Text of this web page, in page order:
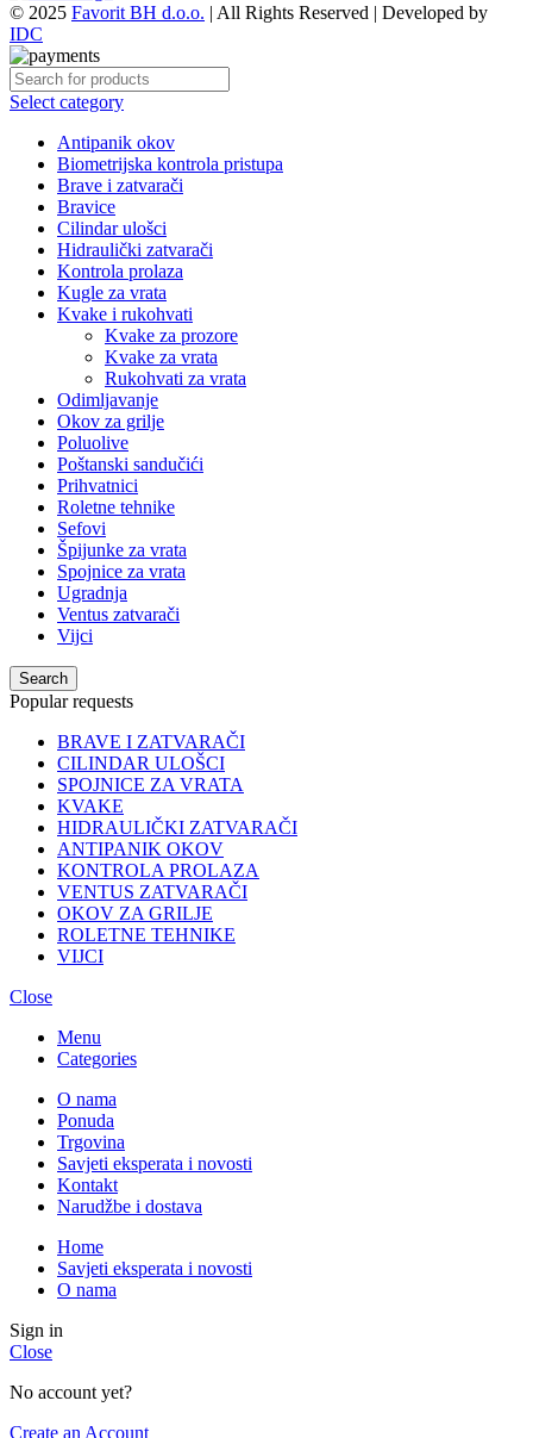
© 2025 Favorit BH d.o.o. | All Rights Reserved | Developed by
IDC
Select category
Antipanik okov
Biometrijska kontrola pristupa
Brave i zatvarači
Bravice
Cilindar ulošci
Hidraulički zatvarači
Kontrola prolaza
Kugle za vrata
Kvake i rukohvati
Kvake za prozore
Kvake za vrata
Rukohvati za vrata
Odimljavanje
Okov za grilje
Poluolive
Poštanski sandučići
Prihvatnici
Roletne tehnike
Sefovi
Špijunke za vrata
Spojnice za vrata
Ugradnja
Ventus zatvarači
Vijci
Search
Popular requests
BRAVE I ZATVARAČI
CILINDAR ULOŠCI
SPOJNICE ZA VRATA
KVAKE
HIDRAULIČKI ZATVARAČI
ANTIPANIK OKOV
KONTROLA PROLAZA
VENTUS ZATVARAČI
OKOV ZA GRILJE
ROLETNE TEHNIKE
VIJCI
Close
Menu
Categories
O nama
Ponuda
Trgovina
Savjeti eksperata i novosti
Kontakt
Narudžbe i dostava
Home
Savjeti eksperata i novosti
O nama
Sign in
Close
No account yet?
Create an Account